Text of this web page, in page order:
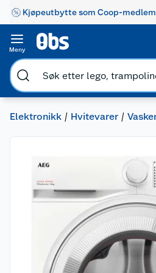
Kjøpeutbytte som Coop-medlem
Meny
Elektronikk Hvitevarer